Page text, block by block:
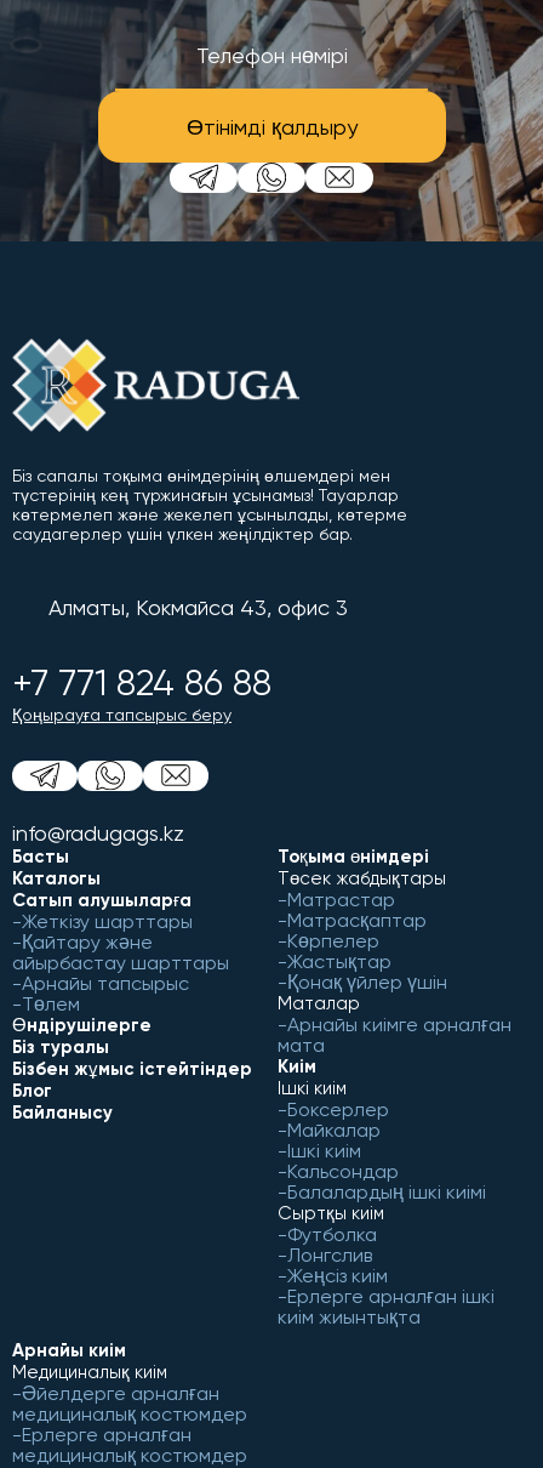
Өтінімді қалдыру
Біз сапалы тоқыма өнімдерінің өлшемдері мен
түстерінің кең түржинағын ұсынамыз! Тауарлар
көтермелеп және жекелеп ұсынылады, көтерме
саудагерлер үшін үлкен жеңілдіктер бар.
Алматы, Кокмайса 43, офис 3
+7 771 824 86 88
Қоңырауға тапсырыс беру
info@radugags.kz
Басты
Каталогы
Сатып алушыларға
Жеткізу шарттары
Қайтару және
айырбастау шарттары
Арнайы тапсырыс
Төлем
Өндірушілерге
Біз туралы
Бізбен жұмыс істейтіндер
Блог
Байланысу
Тоқыма өнімдері
Төсек жабдықтары
Матрастар
Матрасқаптар
Көрпелер
Жастықтар
Қонақ үйлер үшін
Маталар
Арнайы киімге арналған
мата
Киім
Ішкі киім
Боксерлер
Майкалар
Ішкі киім
Кальсондар
Балалардың ішкі киімі
Сыртқы киім
Футболка
Лонгслив
Жеңсіз киім
Ерлерге арналған ішкі
киім жиынтықта
Арнайы киім
Медициналық киім
Әйелдерге арналған
медициналық костюмдер
Ерлерге арналған
медициналық костюмдер